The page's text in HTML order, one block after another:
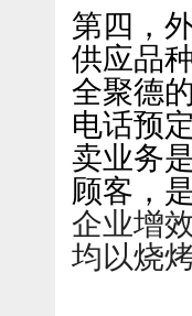
第四，
供应品
全聚德
电话预
卖业务
顾客，是
企业增
均以烧